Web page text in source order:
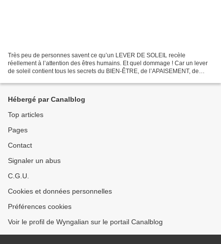
Très peu de personnes savent ce qu’un LEVER DE SOLEIL recèle
réellement à l’attention des êtres humains. Et quel dommage ! Car un lever
de soleil contient tous les secrets du BIEN-ÊTRE, de l’APAISEMENT, de
Hébergé par Canalblog
Top articles
Pages
Contact
Signaler un abus
C.G.U.
Cookies et données personnelles
Préférences cookies
Voir le profil de Wyngalian sur le portail Canalblog